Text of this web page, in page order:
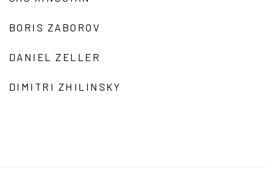
BORIS ZABOROV
DANIEL ZELLER
DIMITRI ZHILINSKY